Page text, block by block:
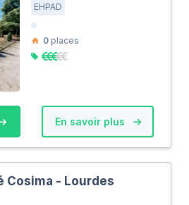
EHPAD
0 places
En savoir plus
Cosima - Lourdes